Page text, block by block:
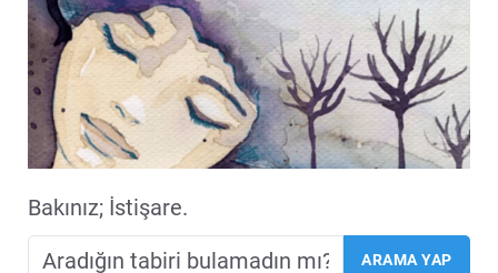
Bakınız; İstişare.